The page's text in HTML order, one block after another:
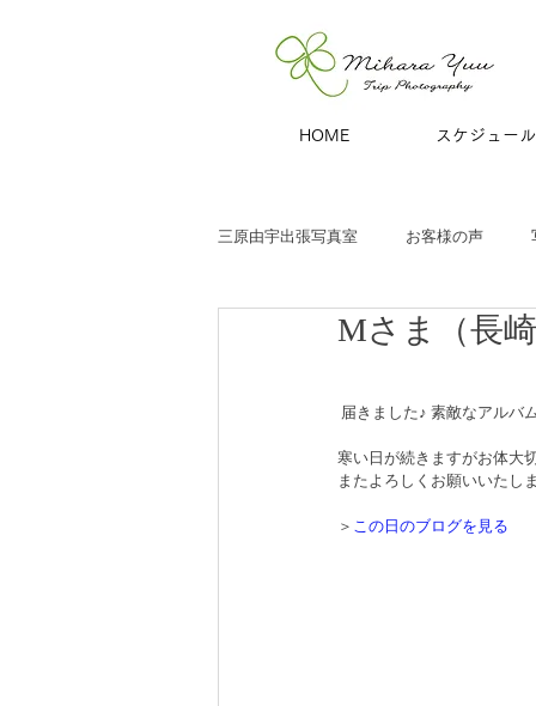
HOME スケジュール
三原由宇出張写真室 お客様の声
子どもと家族 お宮参り 七
夫婦・カ
ハーフバースデー 百日祝い
Mさま（長
届きました♪ 素敵なアルバ
寒い日が続きますがお体大
またよろしくお願いいた
＞ この日のブログを見る